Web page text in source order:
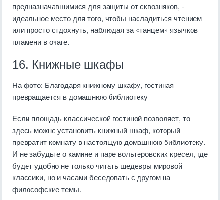
предназначавшимися для защиты от сквозняков, -
идеальное место для того, чтобы насладиться чтением
или просто отдохнуть, наблюдая за «танцем» язычков
пламени в очаге.
16. Книжные шкафы
На фото: Благодаря книжному шкафу, гостиная
превращается в домашнюю библиотеку
Если площадь классической гостиной позволяет, то
здесь можно установить книжный шкаф, который
превратит комнату в настоящую домашнюю библиотеку.
И не забудьте о камине и паре вольтеровских кресел, где
будет удобно не только читать шедевры мировой
классики, но и часами беседовать с другом на
философские темы.